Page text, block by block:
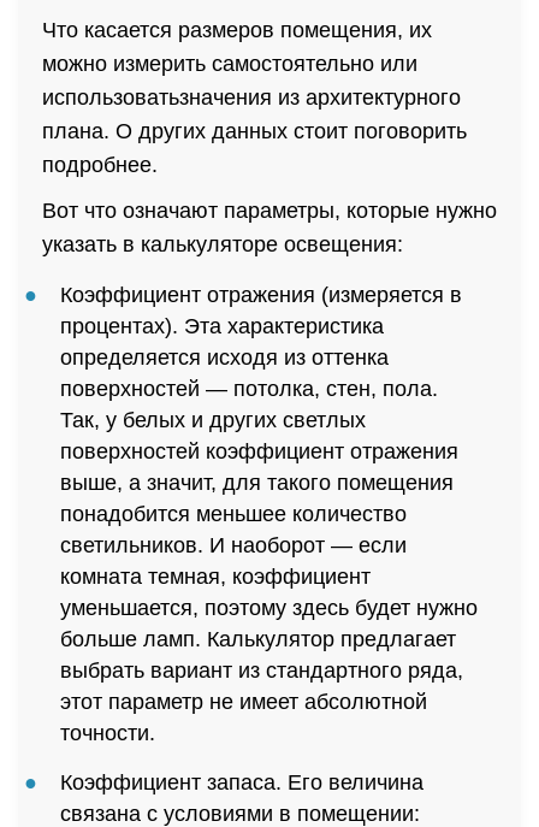
Что касается размеров помещения, их
можно измерить самостоятельно или
использоватьзначения из архитектурного
плана. О других данных стоит поговорить
подробнее.
Вот что означают параметры, которые нужно
указать в калькуляторе освещения:
Коэффициент отражения (измеряется в
процентах). Эта характеристика
определяется исходя из оттенка
поверхностей — потолка, стен, пола.
Так, у белых и других светлых
поверхностей коэффициент отражения
выше, а значит, для такого помещения
понадобится меньшее количество
светильников. И наоборот — если
комната темная, коэффициент
уменьшается, поэтому здесь будет нужно
больше ламп. Калькулятор предлагает
выбрать вариант из стандартного ряда,
этот параметр не имеет абсолютной
точности.
Коэффициент запаса. Его величина
связана с условиями в помещении: